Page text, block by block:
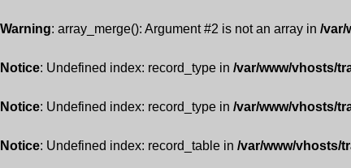
Warning: array_merge(): Argument #2 is not an array in /var/
Notice: Undefined index: record_type in /var/www/vhosts/
Notice: Undefined index: record_type in /var/www/vhosts/
Notice: Undefined index: record_table in /var/www/vhosts/